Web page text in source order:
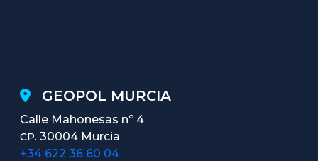
GEOPOL MURCIA
Calle Mahonesas nº 4
CP. 30004 Murcia
+34 622 36 60 04